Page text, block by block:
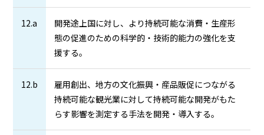
12.a
開発途上国に対し、より持続可能な消費・生産形
態の促進のための科学的・技術的能力の強化を支
援する。
12.b
雇用創出、地方の文化振興・産品販促につながる
持続可能な観光業に対して持続可能な開発がもた
らす影響を測定する手法を開発・導入する。